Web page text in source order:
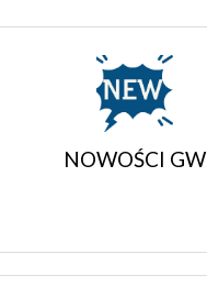
NOWOŚCI GW